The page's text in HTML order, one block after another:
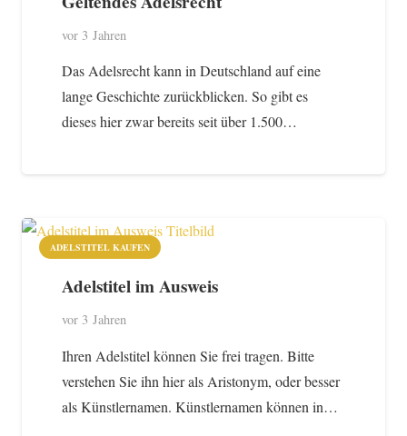
vor 3 Jahren
Das Adelsrecht kann in Deutschland auf eine
lange Geschichte zurückblicken. So gibt es
dieses hier zwar bereits seit über 1.500…
ADELSTITEL KAUFEN
Adelstitel im Ausweis
vor 3 Jahren
Ihren Adelstitel können Sie frei tragen. Bitte
verstehen Sie ihn hier als Aristonym, oder besser
als Künstlernamen. Künstlernamen können in…